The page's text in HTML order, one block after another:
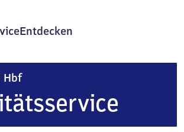
Entdecken
HbfStralsund Hauptbahnhof